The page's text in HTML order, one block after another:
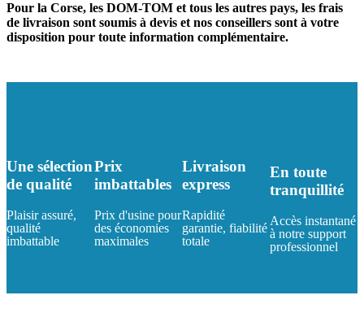
Pour la Corse, les DOM-TOM et tous les autres pays, les frais
de livraison sont soumis à devis et nos conseillers sont à votre
disposition pour toute information complémentaire.
Une sélection
de qualité
Plaisir assuré,
qualité
imbattable
Prix
imbattables
Prix d'usine pour
des économies
maximales
Livraison
express
Rapidité
garantie, fiabilité
totale
En toute
tranquillité
Accès instantané
à notre support
professionnel